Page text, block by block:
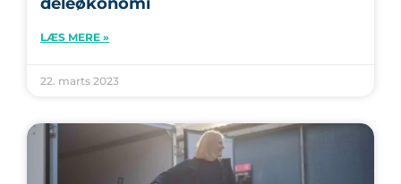
LÆS MERE »
22. marts 2023